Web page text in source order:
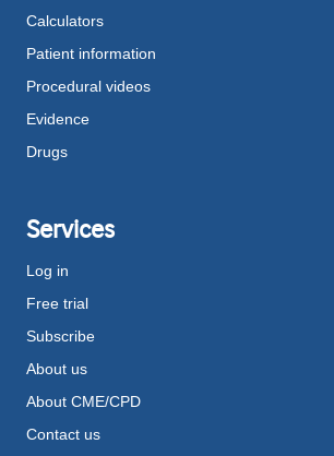
Calculators
Patient information
Procedural videos
Evidence
Drugs
Services
Log in
Free trial
Subscribe
About us
About CME/CPD
Contact us